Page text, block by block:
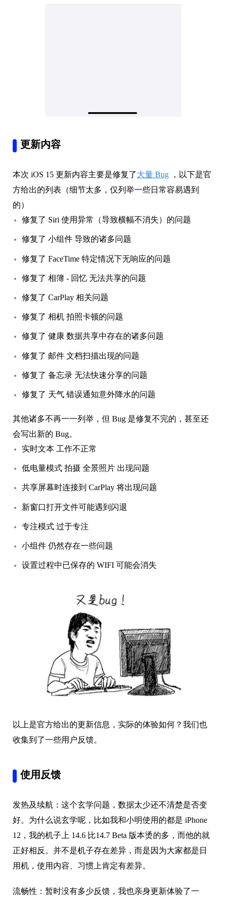
更新内容
本次 iOS 15 更新内容主要是修复了大量 Bug ，以下是官
方给出的列表（细节太多，仅列举一些日常容易遇到
的）
修复了 Siri 使用异常（导致横幅不消失）的问题
修复了 小组件 导致的诸多问题
修复了 FaceTime 特定情况下无响应的问题
修复了 相簿 - 回忆 无法共享的问题
修复了 CarPlay 相关问题
修复了 相机 拍照卡顿的问题
修复了 健康 数据共享中存在的诸多问题
修复了 邮件 文档扫描出现的问题
修复了 备忘录 无法快速分享的问题
修复了 天气 错误通知意外降水的问题
其他诸多不再一一列举，但 Bug 是修复不完的，甚至还
会写出新的 Bug。
实时文本 工作不正常
低电量模式 拍摄 全景照片 出现问题
共享屏幕时连接到 CarPlay 将出现问题
新窗口打开文件可能遇到闪退
专注模式 过于专注
小组件 仍然存在一些问题
设置过程中已保存的 WIFI 可能会消失
以上是官方给出的更新信息，实际的体验如何？我们也
收集到了一些用户反馈。
使用反馈
发热及续航：这个玄学问题，数据太少还不清楚是否变
好。为什么说玄学呢，比如我和小明使用的都是 iPhone
12，我的机子上 14.6 比14.7 Beta 版本烫的多，而他的就
正好相反。并不是机子存在差异，而是因为大家都是日
用机，使用内容、习惯上肯定有差异。
流畅性：暂时没有多少反馈，我也亲身更新体验了一